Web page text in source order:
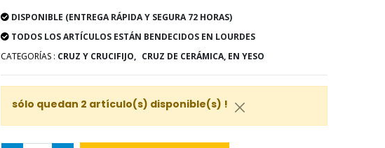
DISPONIBLE (ENTREGA RÁPIDA Y SEGURA 72 HORAS)
TODOS LOS ARTÍCULOS ESTÁN BENDECIDOS EN LOURDES
CATEGORÍAS : CRUZ Y CRUCIFIJO, CRUZ DE CERÁMICA, EN YESO
sólo quedan 2 artículo(s) disponible(s) !